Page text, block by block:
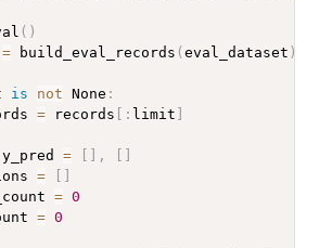
( )
= build_eval_records (eval_dataset )
is not None :
= records [ : limit ]
y_pred = [ ] , [ ]
= [ ]
= 0
= 0